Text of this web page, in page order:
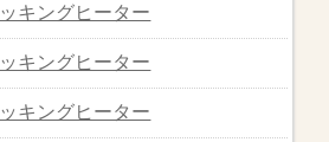
キングヒーター
キングヒーター
キングヒーター